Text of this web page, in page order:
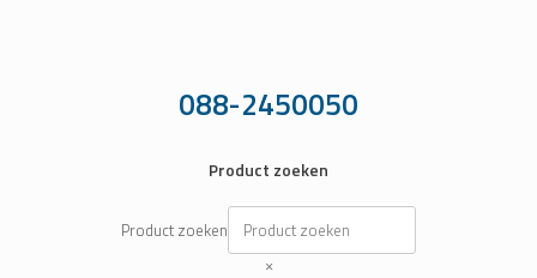
088-2450050
Product zoeken
Product zoeken
×